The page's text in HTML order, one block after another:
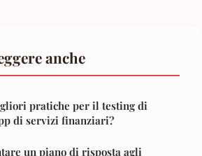
anche
pratiche per il testing di
di servizi finanziari?
un piano di risposta agli